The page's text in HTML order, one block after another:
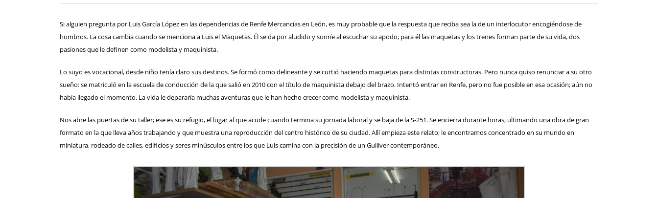
Si alguien pregunta por Luis García López en las dependencias de Renfe Mercancías en León, es muy probable que la respuesta que reciba sea la de un interlocutor encogiéndose de
hombros. La cosa cambia cuando se menciona a Luis el Maquetas. Él se da por aludido y sonríe al escuchar su apodo; para él las maquetas y los trenes forman parte de su vida, dos
pasiones que le definen como modelista y maquinista.
Lo suyo es vocacional, desde niño tenía claro sus destinos. Se formó como delineante y se curtió haciendo maquetas para distintas constructoras. Pero nunca quiso renunciar a su otro
sueño: se matriculó en la escuela de conducción de la que salió en 2010 con el título de maquinista debajo del brazo. Intentó entrar en Renfe, pero no fue posible en esa ocasión; aún no
había llegado el momento. La vida le depararía muchas aventuras que le han hecho crecer como modelista y maquinista.
Nos abre las puertas de su taller; ese es su refugio, el lugar al que acude cuando termina su jornada laboral y se baja de la S-251. Se encierra durante horas, ultimando una obra de gran
formato en la que lleva años trabajando y que muestra una reproducción del centro histórico de su ciudad. Allí empieza este relato; le encontramos concentrado en su mundo en
miniatura, rodeado de calles, edificios y seres minúsculos entre los que Luis camina con la precisión de un Gulliver contemporáneo.